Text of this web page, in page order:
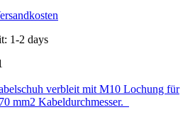
1-2 days
verbleit mit M10 Lochung für
mm2 Kabeldurchmesser.